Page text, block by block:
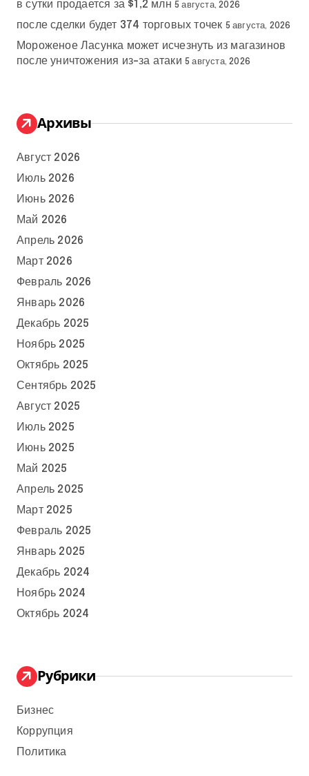
в сутки продается за $1,2 млн 5 августа, 2026
после сделки будет 374 торговых точек 5 августа, 2026
Мороженое Ласунка может исчезнуть из магазинов
после уничтожения из-за атаки 5 августа, 2026
Архивы
Август 2026
Июль 2026
Июнь 2026
Май 2026
Апрель 2026
Март 2026
Февраль 2026
Январь 2026
Декабрь 2025
Ноябрь 2025
Октябрь 2025
Сентябрь 2025
Август 2025
Июль 2025
Июнь 2025
Май 2025
Апрель 2025
Март 2025
Февраль 2025
Январь 2025
Декабрь 2024
Ноябрь 2024
Октябрь 2024
Рубрики
Бизнес
Коррупция
Политика